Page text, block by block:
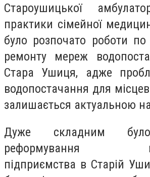
Староушицької
практики сімейної
було розпочато роботи по
ремонту мереж
Стара Ушиця, адже
водопостачання для
залишається актуальною
Дуже складним
реформування
підприємства в Старій